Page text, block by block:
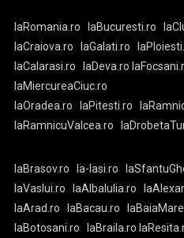
laRomania.ro laBucuresti.ro
laCraiova.ro
laGalati.ro
laCalarasi.ro
laDeva.ro
laMiercureaCiuc.ro
laOradea.ro
laPitesti.ro
laRamnicuValcea.ro
laBrasov.ro la-Iasi.ro
laVaslui.ro
laAlbaIulia.ro
laArad.ro
laBacau.ro
laBotosani.ro
laBraila.ro